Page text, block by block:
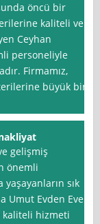
öncü bir
kaliteli ve
Ceyhan
personeliyle
Firmamız,
büyük bir
gelişmiş
önemli
sık
Umut Evden Eve
kaliteli hizmeti